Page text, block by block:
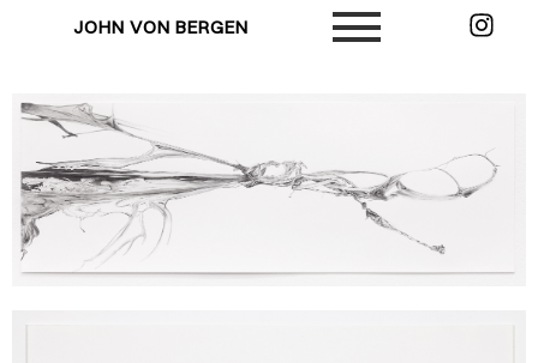
JOHN VON BERGEN